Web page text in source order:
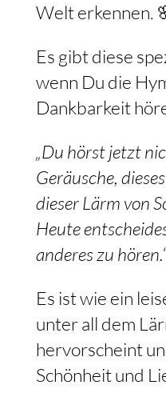
Welt erkennen.
Es gibt diese
wenn Du die
Dankbarkeit
„Du hörst jetzt
Geräusche,
dieser Lärm von
Heute
anderes zu
Es ist wie ein
unter all dem
hervorscheint
Schönheit und